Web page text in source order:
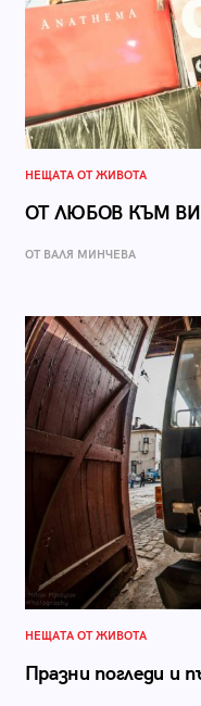
НЕЩАТА ОТ ЖИВОТА
ОТ ЛЮБОВ КЪМ
ОТ ВАЛЯ МИНЧЕВА
НЕЩАТА ОТ ЖИВОТА
Празни погледи и